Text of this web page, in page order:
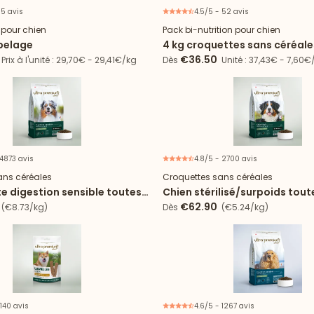
avis
chien
à l'unité : 29,70€ - 29,41€/kg
4.5/5 - 52 avis
Pack bi-nutrition pour chien
4 kg croquettes sans
Digestion Sensible + 2
Dès €36.50 Unité : 37,43€ -
avis
céréales
digestion sensible toutes
kg)
4.8/5 - 2700 avis
Croquettes sans céréales
Chien stérilisé/surpoids
croquettes Light
Dès €62.90 (€5.24/kg)
avis 4.6/5 - 1267 avis